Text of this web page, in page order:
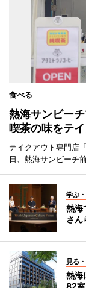
食べる
熱海サンビー
喫茶の味をテ
テイクアウト専門店
日、熱海サンビーチ
学ぶ
熱海
さん
見る
熱海